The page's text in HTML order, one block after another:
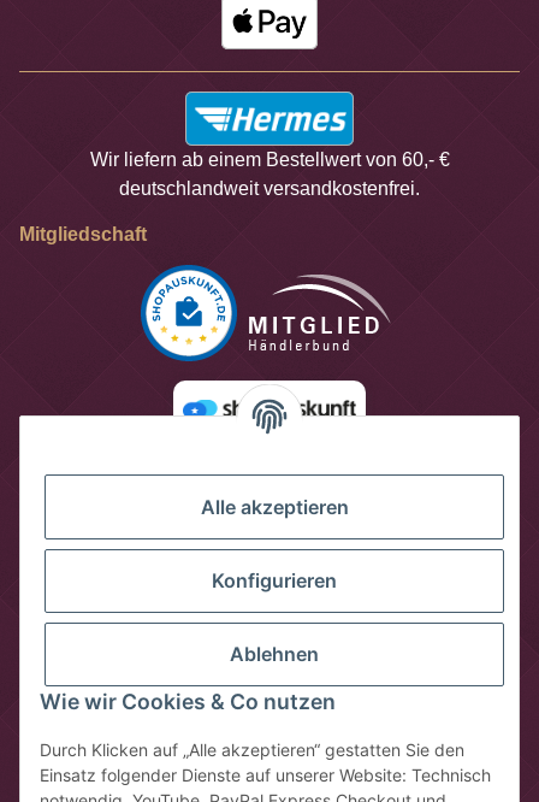
Alle akzeptieren
Konfigurieren
Ablehnen
Wie wir Cookies & Co nutzen
Durch Klicken auf „Alle akzeptieren“ gestatten Sie den
Einsatz folgender Dienste auf unserer Website: Technisch
Wir liefern ab einem Bestellwert von 60,- €
deutschlandweit versandkostenfrei.
Mitgliedschaft
* Alle Preise inkl. gesetzlicher USt., zzgl.Versandkosten